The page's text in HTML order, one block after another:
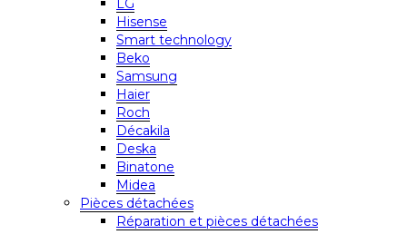
LG
Hisense
Smart technology
Beko
Samsung
Haier
Roch
Décakila
Deska
Binatone
Midea
Pièces détachées
Réparation et pièces détachées